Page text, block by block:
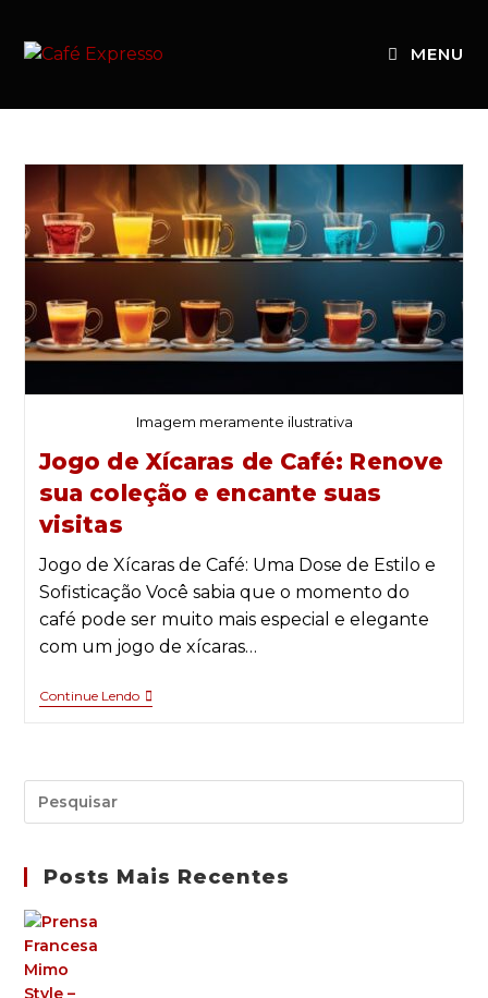
MENU
Imagem meramente ilustrativa
Jogo de Xícaras de Café: Renove
sua coleção e encante suas
visitas
Jogo de Xícaras de Café: Uma Dose de Estilo e
Sofisticação Você sabia que o momento do
café pode ser muito mais especial e elegante
com um jogo de xícaras…
Continue Lendo
Posts Mais Recentes